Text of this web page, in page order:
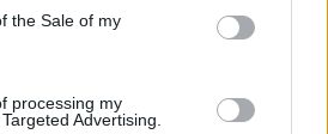
the Sale of my
processing my
Advertising.
2026Az energiaszektor
stratégiai válaszok
szabályozásról és az
és jelentkezésSosem lesz
Today-nek adott interjút a